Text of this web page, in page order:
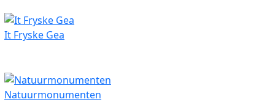
It Fryske Gea
Natuurmonumenten